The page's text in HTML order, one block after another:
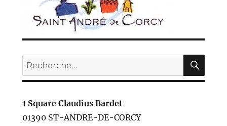
Recherche
pour :
1 Square Claudius Bardet
01390 ST-ANDRE-DE-CORCY